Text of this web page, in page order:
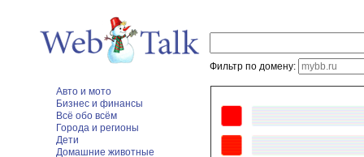
Фильтр по домену:
Авто и мото
Бизнес и финансы
Всё обо всём
Города и регионы
Дети
Домашние животные